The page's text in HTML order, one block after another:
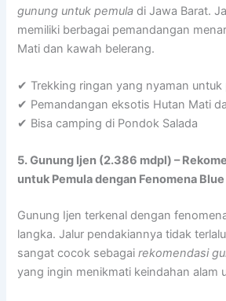
gunung untuk pemula di Jawa Barat.
memiliki berbagai pemandangan
Mati dan kawah belerang.
✔ Trekking ringan yang nyaman untuk
✔ Pemandangan eksotis Hutan Mati
✔ Bisa camping di Pondok Salada
5. Gunung Ijen (2.386 mdpl) –
untuk Pemula dengan Fenomena
Gunung Ijen terkenal dengan
langka. Jalur pendakiannya tidak
sangat cocok sebagairekomendasi
yang ingin menikmati keindahan alam